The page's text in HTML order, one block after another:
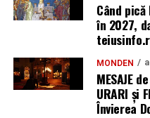
Când
în 2027,
MONDEN
MESAJE
URARI și
Învierea